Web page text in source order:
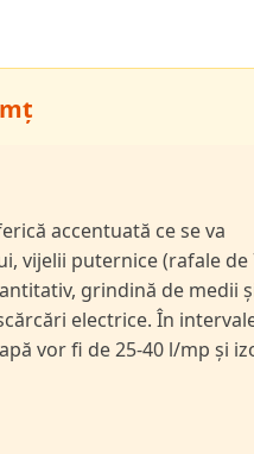
accentuată ce se va
vijelii puternice (rafale de
grindină de medii
electrice. În
vor fi de 25-40 l/mp și